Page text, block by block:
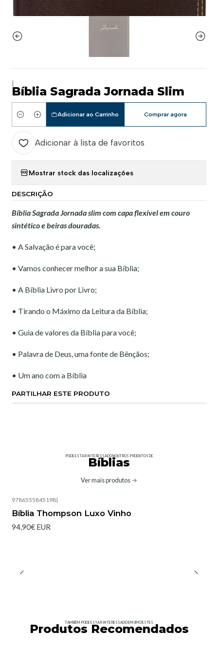
Bíblia Sagrada Jornada Slim
Quantidade
Adicionar ao Carrinho Comprar agora
Adicionar à lista de favoritos
Mostrar stock das localizações
DESCRIÇÃO
Bíblia Sagrada Jornada slim com capa flexível em couro
sintético e beiras douradas.
• A Salvação é para você;
• Vamos conhecer melhor a sua Bíblia;
• A Bíblia Livro por Livro;
• Tirando o Máximo da Leitura da Bíblia;
• Guia de valores da Bíblia para você;
• Palavra de Deus, uma fonte de Bênçãos;
• Um ano com a Bíblia
PARTILHAR ESTE PRODUTO
PODE ESTAR INTERESSADO NOUTROS PRODUTOS DE
Bíblias
Ver mais produtos
9786555845198|
Bíblia Thompson Luxo Vinho
94,90€ EUR
TAMBÉM PODE ESTAR INTERESSADO EM UM DESTES
Produtos Recomendados